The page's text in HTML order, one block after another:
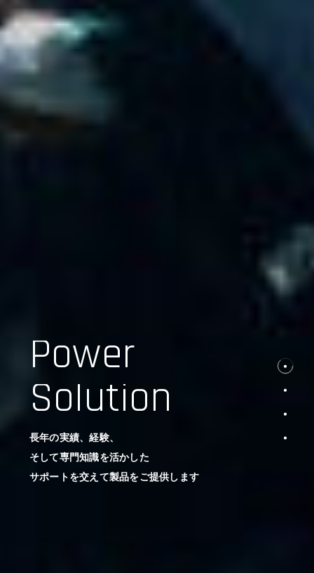
Power
Solution
長年の実績、経験、
そして専門知識を活かした
サポートを交えて製品をご提供します